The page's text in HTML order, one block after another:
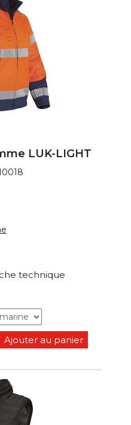
LUK-LIGHT
technique
Ajouter au panier